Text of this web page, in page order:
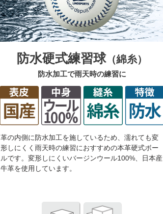
防水硬式練習球（綿糸）
防水加工で雨天時の練習に
革の内側に防水加工を施しているため、濡れても変
形しにくく雨天時の練習におすすめの本革硬式ボー
ルです。変形しにくいバージンウール100%、日本産
牛革を使用しています。